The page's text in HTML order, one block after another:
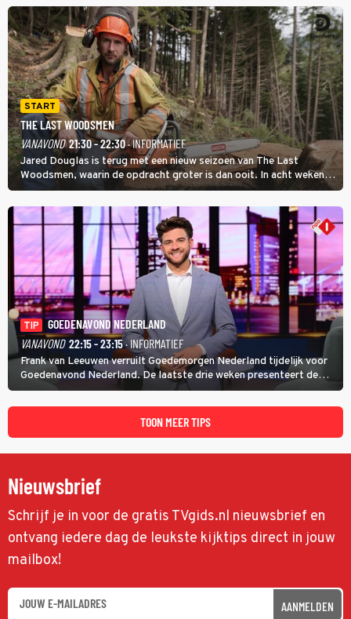
START
THE LAST WOODSMEN
VANAVOND 21:30 - 22:30· INFORMATIEF
Jared Douglas is terug met een nieuw seizoen van The Last
Woodsmen, waarin de opdracht groter is dan ooit. In acht weken
tijd probeert hij een miljoen dollar bij elkaar te vergaren om de
toekomst van het houthakkersbedrijf te verzekeren.
TIP
GOEDENAVOND NEDERLAND
VANAVOND 22:15 - 23:15· INFORMATIEF
Frank van Leeuwen verruilt Goedemorgen Nederland tijdelijk voor
Goedenavond Nederland. De laatste drie weken presenteert de
journalist en De Slimste Mens-winnaar deze avondtalkshow om en
om met Sam Hagens, die er al vanaf het begin bij is.
TOON MEER TIPS
Nieuwsbrief
Schrijf je in voor de gratis TVgids.nl nieuwsbrief en
ontvang iedere dag de leukste kijktips direct in jouw
mailbox!
AANMELDEN